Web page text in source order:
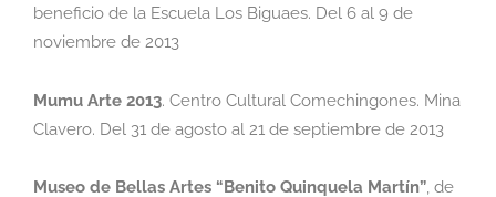
beneficio de la Escuela Los Biguaes. Del 6 al 9 de
noviembre de 2013
Mumu Arte 2013. Centro Cultural Comechingones. Mina
Clavero. Del 31 de agosto al 21 de septiembre de 2013
Museo de Bellas Artes “Benito Quinquela Martín”, de